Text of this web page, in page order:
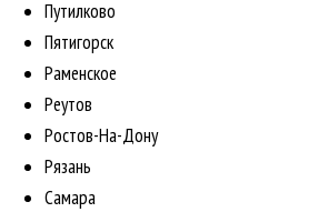
Путилково
Пятигорск
Раменское
Реутов
Ростов-На-Дону
Рязань
Самара